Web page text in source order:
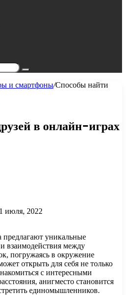
Поиск...
и смартфоны/Способы найти
в онлайн-играх
1 июля, 2022
предлагают уникальные
взаимодействия между
погружаясь в окружение
открыть для себя не только
с интересными
анигместо становится
единомышленников.